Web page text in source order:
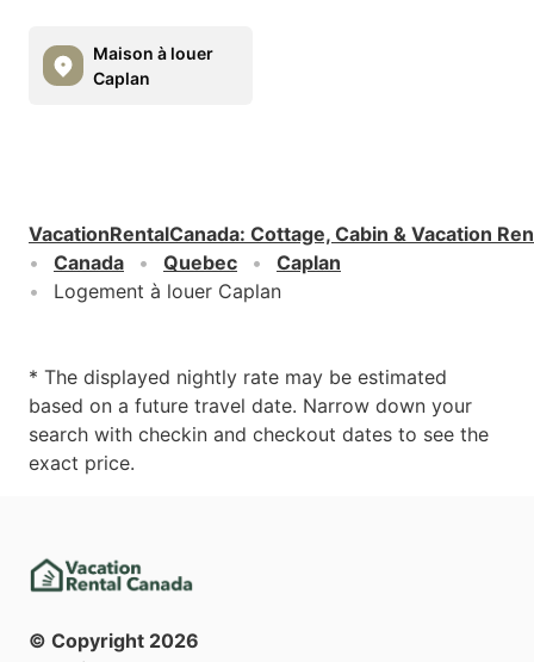
Maison à louer
Caplan
VacationRentalCanada: Cottage, Cabin & Vacation
Canada
Quebec
Caplan
Logement à louer Caplan
* The displayed nightly rate may be estimated
based on a future travel date. Narrow down your
search with checkin and checkout dates to see the
exact price.
© Copyright 2026